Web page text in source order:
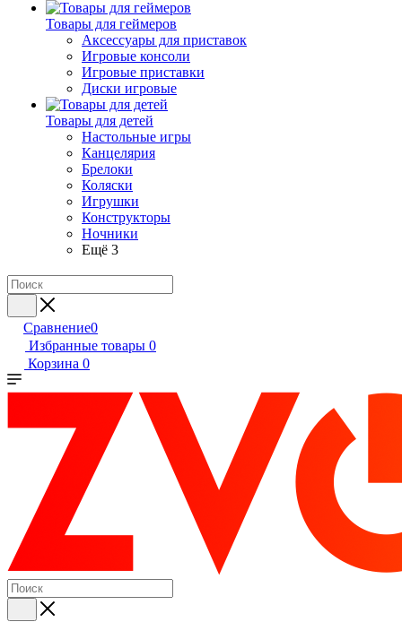
Товары для геймеров
Аксессуары для приставок
Игровые консоли
Игровые приставки
Диски игровые
Товары для детей
Настольные игры
Канцелярия
Брелоки
Коляски
Игрушки
Конструкторы
Ночники
Ещё 3
Сравнение0
Избранные товары 0
Корзина 0